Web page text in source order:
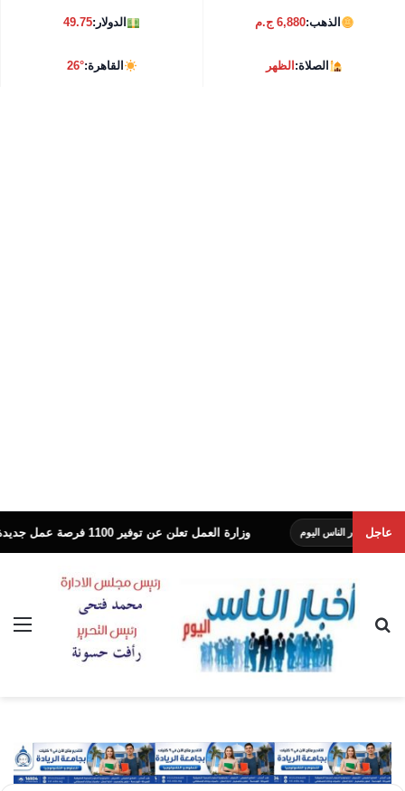
الذهب:6,880 ج.م الدولار:49.75
الصلاة:الظهر القاهرة:26°
عاجل
اليوم وزارة العمل تعلن عن توفير 1100 فرصة عمل جديدة بشركة النساجون الشرقيون
بحث عن